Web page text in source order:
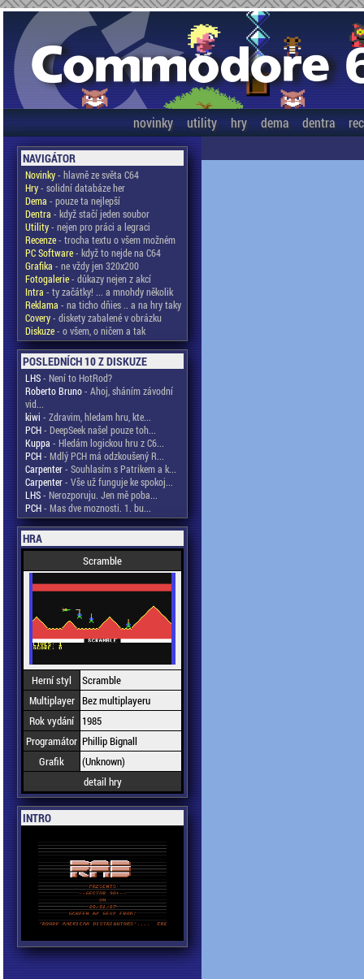
novinky utility hry dema dentra
NAVIGÁTOR
Novinky- hlavně ze světa C64
Hry- solidní databáze her
Dema - pouze ta nejlepší
Dentra - když stačí jeden soubor
Utility- nejen pro práci a legraci
Recenze- trocha textu o všem možném
PC Software- když to nejde na C64
Grafika - ne vždy jen 320x200
Fotogalerie- důkazy nejen z akcí
Intra - ty začátky! ... a mnohdy několik
Reklama - na ticho dňies .. a na hry taky
Covery- diskety zabalené v obrázku
Diskuze- o všem, o ničem a tak
POSLEDNÍCH 10 Z DISKUZE
LHS- Není to HotRod?
Roberto Bruno- Ahoj, sháním závodní
vid...
kiwi - Zdravim, hledam hru, kte...
PCH- DeepSeek našel pouze toh...
Kuppa - Hledám logickou hru z C6...
PCH- Mdlý PCH má odzkoušený R...
Carpenter- Souhlasím s Patrikem a k...
Carpenter- Vše už funguje ke spokoj...
LHS- Nerozporuju. Jen mě poba...
PCH- Mas dve moznosti. 1. bu...
HRA
Scramble
Herní styl
Scramble
Multiplayer Bez multiplayeru
Rok vydání
1985
Programátor Phillip Bignall
Grafik
(Unknown)
detail hry
INTRO